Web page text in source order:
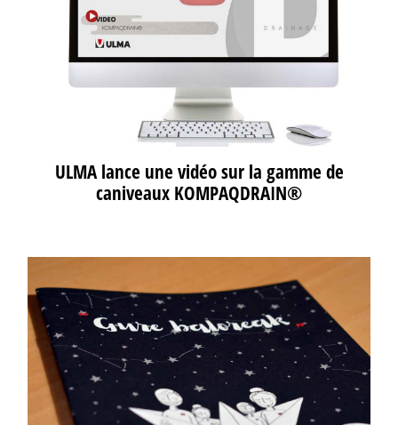
ULMA lance une vidéo sur la gamme de
caniveaux KOMPAQDRAIN®